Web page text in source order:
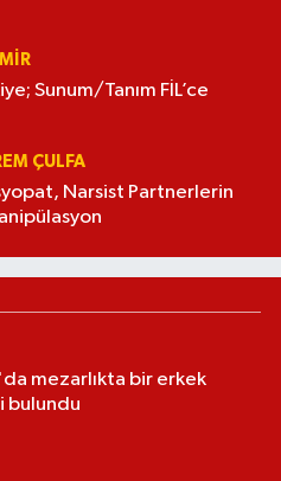
Sunum/Tanım FİL’ce
ÇULFA
Narsist Partnerlerin
mezarlıkta bir erkek
bulundu